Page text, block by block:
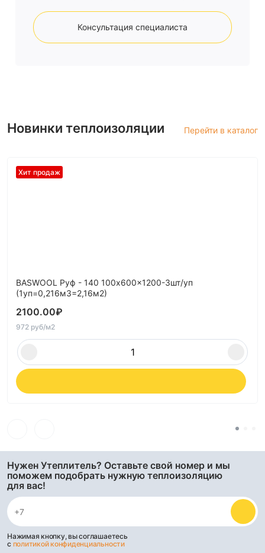
Консультация специалиста
Новинки теплоизоляции Перейти в каталог
Хит продаж
BASWOOL Руф - 140 100x600x1200-3шт/уп
(1уп=0,216м3=2,16м2)
2100.00₽
972 руб/м2
Нужен Утеплитель? Оставьте свой номер и мы
поможем подобрать нужную теплоизоляцию
для вас!
Нажимая кнопку, вы соглашаетесь
с политикой конфиденциальности